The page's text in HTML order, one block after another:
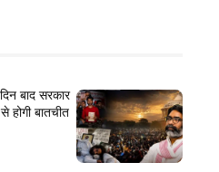
बाद सरकार
होगी बातचीत